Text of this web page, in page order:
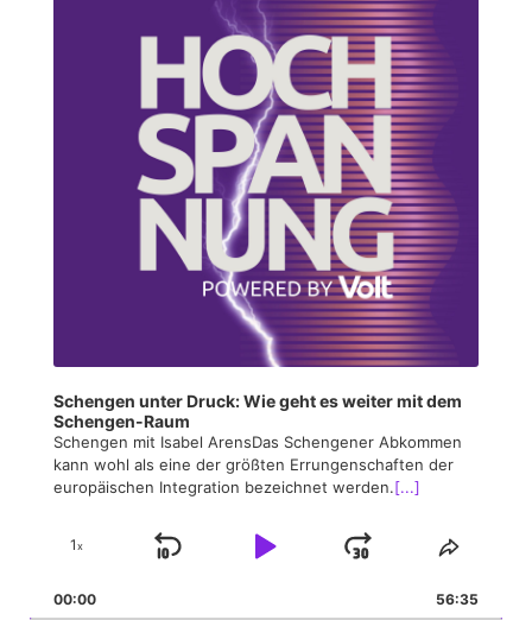
Schengen unter Druck: Wie geht es weiter mit dem
Schengen-Raum
Schengen mit Isabel ArensDas Schengener Abkommen
kann wohl als eine der größten Errungenschaften der
europäischen Integration bezeichnet werden.[...]
Change
Rate
1x
Skip
Play
Jump
Forward
Share
00:00 56:35